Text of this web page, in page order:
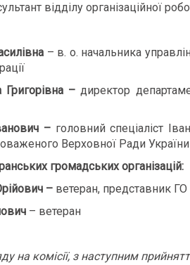
відділу організаційної
– в. о. начальника
Григорівна –директор
– головний спеціаліст
Верховної Ради
громадських організацій:
– ветеран, представник ГО
– ветеран
на комісії, з наступним